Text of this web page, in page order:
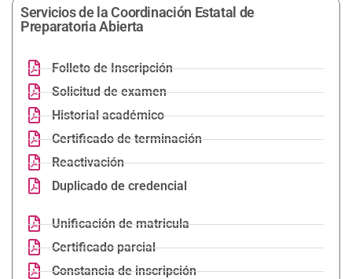
Servicios de la Coordinación Estatal de
Preparatoria Abierta
Folleto de Inscripción
Solicitud de examen
Historial académico
Certificado de terminación
Reactivación
Duplicado de credencial
Unificación de matricula
Certificado parcial
Constancia de inscripción